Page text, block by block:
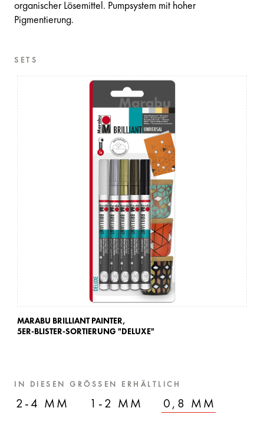
organischer Lösemittel. Pumpsystem mit hoher
Pigmentierung.
SETS
MARABU BRILLIANT PAINTER,
5ER-BLISTER-SORTIERUNG "DELUXE"
IN DIESEN GRÖSSEN ERHÄLTLICH
2-4 MM 1-2 MM 0,8 MM